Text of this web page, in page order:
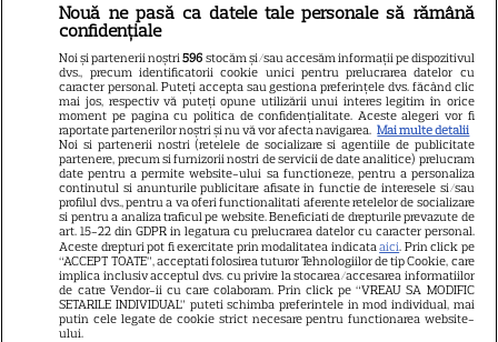
Ulei de perilla – ce este și ce
beneficii are
Cum poate fi consumat
ghimbirul
Nouă ne pasă ca datele tale personale să rămână
confidențiale
Noi și partenerii noștri596 stocăm și/sau accesăm informații pe dispozitivul
dvs., precum identificatorii cookie unici pentru prelucrarea datelor cu
caracter personal. Puteți accepta sau gestiona preferințele dvs. făcând clic
mai jos, respectiv vă puteți opune utilizării unui interes legitim în orice
moment pe pagina cu politica de confidențialitate. Aceste alegeri vor fi
raportate partenerilor noștri și nu vă vor afecta navigarea. Mai multe detalii
Noi si partenerii nostri (retelele de socializare si agentiile de publicitate
partenere, precum si furnizorii nostri de servicii de date analitice) prelucram
date pentru a permite website-ului sa functioneze, pentru a personaliza
continutul si anunturile publicitare afisate in functie de interesele si/sau
profilul dvs., pentru a va oferi functionalitati aferente retelelor de socializare
si pentru a analiza traficul pe website. Beneficiati de drepturile prevazute de
art. 15-22 din GDPR in legatura cu prelucrarea datelor cu caracter personal.
Aceste drepturi pot fi exercitate prin modalitatea indicataaici. Prin click pe
“ACCEPT TOATE”, acceptati folosirea tuturor Tehnologiilor de tip Cookie, care
implica inclusiv acceptul dvs. cu privire la stocarea/accesarea informatiilor
de catre Vendor-ii cu care colaboram. Prin click pe “VREAU SA MODIFIC
SETARILE INDIVIDUAL” puteti schimba preferintele in mod individual, mai
putin cele legate de cookie strict necesare pentru functionarea website-
ului.